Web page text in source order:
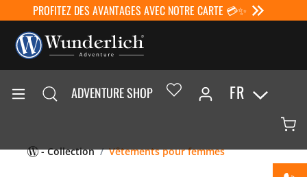
PROFITEZ DES AVANTAGES AVEC NOTRE CARTE 💳✨
ADVENTURE SHOP FR
- Collection Vêtements pour femmes